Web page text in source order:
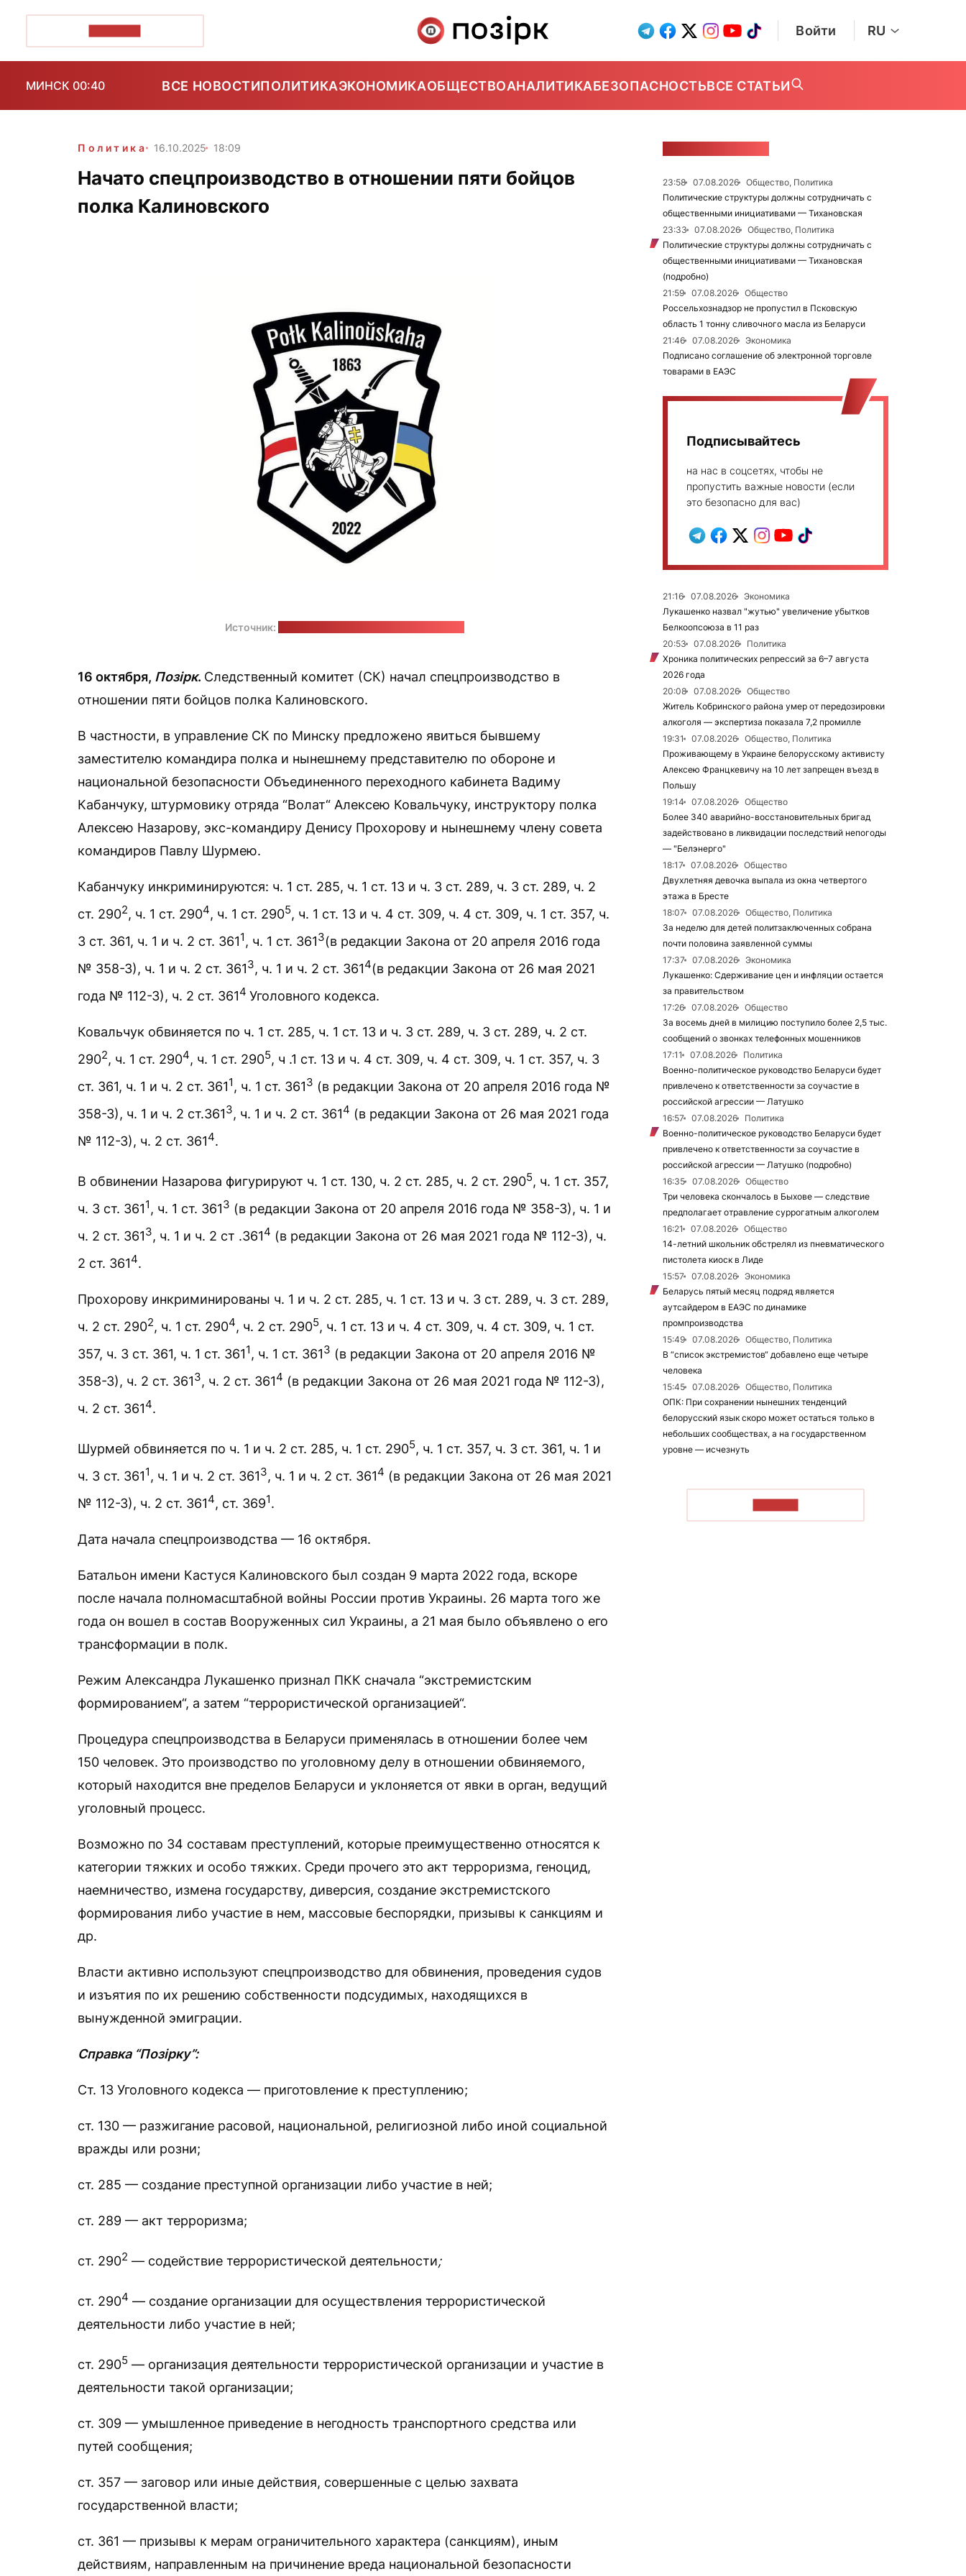
Войти RU
МИНСК 00:40 ВСЕ НОВОСТИПОЛИТИКАЭКОНОМИКАОБЩЕСТВОАНАЛИТИКАБЕЗОПАСНОСТЬВСЕ СТАТЬИ
Политика 16.10.2025 18:09
Начато спецпроизводство в отношении пяти бойцов
полка Калиновского
Источник:
16 октября, Позірк. Следственный комитет (СК) начал спецпроизводство в
отношении пяти бойцов полка Калиновского.
В частности, в управление СК по Минску предложено явиться бывшему
заместителю командира полка и нынешнему представителю по обороне и
национальной безопасности Объединенного переходного кабинета Вадиму
Кабанчуку, штурмовику отряда “Волат“ Алексею Ковальчуку, инструктору полка
Алексею Назарову, экс-командиру Денису Прохорову и нынешнему члену совета
командиров Павлу Шурмею.
Кабанчуку инкриминируются: ч. 1 ст. 285, ч. 1 ст. 13 и ч. 3 ст. 289, ч. 3 ст. 289, ч. 2
ст. 2902, ч. 1 ст. 2904, ч. 1 ст. 2905, ч. 1 ст. 13 и ч. 4 ст. 309, ч. 4 ст. 309, ч. 1 ст. 357, ч.
3 ст. 361, ч. 1 и ч. 2 ст. 3611 , ч. 1 ст. 3613(в редакции Закона от 20 апреля 2016 года
№ 358-З), ч. 1 и ч. 2 ст. 3613, ч. 1 и ч. 2 ст. 3614(в редакции Закона от 26 мая 2021
года № 112-З), ч. 2 ст. 3614 Уголовного кодекса.
Ковальчук обвиняется по ч. 1 ст. 285, ч. 1 ст. 13 и ч. 3 ст. 289, ч. 3 ст. 289, ч. 2 ст.
2902, ч. 1 ст. 2904, ч. 1 ст. 2905, ч .1 ст. 13 и ч. 4 ст. 309, ч. 4 ст. 309, ч. 1 ст. 357, ч. 3
ст. 361, ч. 1 и ч. 2 ст. 3611 , ч. 1 ст. 3613 (в редакции Закона от 20 апреля 2016 года №
358-З), ч. 1 и ч. 2 ст.3613, ч. 1 и ч. 2 ст. 3614 (в редакции Закона от 26 мая 2021 года
№ 112-З), ч. 2 ст. 3614.
В обвинении Назарова фигурируют ч. 1 ст. 130, ч. 2 ст. 285, ч. 2 ст. 2905, ч. 1 ст. 357,
ч. 3 ст. 3611 , ч. 1 ст. 3613 (в редакции Закона от 20 апреля 2016 года № 358-З), ч. 1 и
ч. 2 ст. 3613, ч. 1 и ч. 2 ст .3614 (в редакции Закона от 26 мая 2021 года № 112-З), ч.
2 ст. 3614.
Прохорову инкриминированы ч. 1 и ч. 2 ст. 285, ч. 1 ст. 13 и ч. 3 ст. 289, ч. 3 ст. 289,
ч. 2 ст. 2902, ч. 1 ст. 2904, ч. 2 ст. 2905, ч. 1 ст. 13 и ч. 4 ст. 309, ч. 4 ст. 309, ч. 1 ст.
357, ч. 3 ст. 361, ч. 1 ст. 3611 , ч. 1 ст. 3613 (в редакции Закона от 20 апреля 2016 №
358-З), ч. 2 ст. 3613, ч. 2 ст. 3614 (в редакции Закона от 26 мая 2021 года № 112-З),
ч. 2 ст. 3614.
Шурмей обвиняется по ч. 1 и ч. 2 ст. 285, ч. 1 ст. 2905, ч. 1 ст. 357, ч. 3 ст. 361, ч. 1 и
ч. 3 ст. 3611 , ч. 1 и ч. 2 ст. 3613, ч. 1 и ч. 2 ст. 3614 (в редакции Закона от 26 мая 2021
№ 112-З), ч. 2 ст. 3614, ст. 3691.
Дата начала спецпроизводства — 16 октября.
Батальон имени Кастуся Калиновского был создан 9 марта 2022 года, вскоре
после начала полномасштабной войны России против Украины. 26 марта того же
года он вошел в состав Вооруженных сил Украины, а 21 мая было объявлено о его
трансформации в полк.
Режим Александра Лукашенко признал ПКК сначала “экстремистским
формированием“, а затем “террористической организацией“.
Процедура спецпроизводства в Беларуси применялась в отношении более чем
150 человек. Это производство по уголовному делу в отношении обвиняемого,
который находится вне пределов Беларуси и уклоняется от явки в орган, ведущий
уголовный процесс.
Возможно по 34 составам преступлений, которые преимущественно относятся к
категории тяжких и особо тяжких. Среди прочего это акт терроризма, геноцид,
наемничество, измена государству, диверсия, создание экстремистского
формирования либо участие в нем, массовые беспорядки, призывы к санкциям и
др.
Власти активно используют спецпроизводство для обвинения, проведения судов
и изъятия по их решению собственности подсудимых, находящихся в
вынужденной эмиграции.
Справка “Позірку”:
Ст. 13 Уголовного кодекса — приготовление к преступлению;
ст. 130 — разжигание расовой, национальной, религиозной либо иной социальной
вражды или розни;
ст. 285 — создание преступной организации либо участие в ней;
ст. 289 — акт терроризма;
ст. 2902 — содействие террористической деятельности;
ст. 2904 — создание организации для осуществления террористической
деятельности либо участие в ней;
ст. 2905 — организация деятельности террористической организации и участие в
деятельности такой организации;
ст. 309 — умышленное приведение в негодность транспортного средства или
путей сообщения;
ст. 357 — заговор или иные действия, совершенные с целью захвата
государственной власти;
ст. 361 — призывы к мерам ограничительного характера (санкциям), иным
действиям, направленным на причинение вреда национальной безопасности
23:58 07.08.2026
Общество, Политика
Политические структуры должны сотрудничать с
общественными инициативами — Тихановская
23:33
07.08.2026
Общество, Политика
Политические структуры должны сотрудничать с
общественными инициативами — Тихановская
(подробно)
21:59
07.08.2026
Общество
Россельхознадзор не пропустил в Псковскую
область 1 тонну сливочного масла из Беларуси
21:46
07.08.2026
Экономика
Подписано соглашение об электронной торговле
товарами в ЕАЭС
Подписывайтесь
на нас в соцсетях, чтобы не
пропустить важные новости (если
это безопасно для вас)
21:16 07.08.2026
Экономика
Лукашенко назвал "жутью" увеличение убытков
Белкоопсоюза в 11 раз
20:53
07.08.2026
Политика
Хроника политических репрессий за 6–7 августа
2026 года
20:08
07.08.2026
Общество
Житель Кобринского района умер от передозировки
алкоголя — экспертиза показала 7,2 промилле
19:31
07.08.2026
Общество, Политика
Проживающему в Украине белорусскому активисту
Алексею Францкевичу на 10 лет запрещен въезд в
Польшу
19:14
07.08.2026
Общество
Более 340 аварийно-восстановительных бригад
задействовано в ликвидации последствий непогоды
— "Белэнерго"
18:17
07.08.2026
Общество
Двухлетняя девочка выпала из окна четвертого
этажа в Бресте
18:07
07.08.2026
Общество, Политика
За неделю для детей политзаключенных собрана
почти половина заявленной суммы
17:37
07.08.2026
Экономика
Лукашенко: Сдерживание цен и инфляции остается
за правительством
17:26
07.08.2026
Общество
За восемь дней в милицию поступило более 2,5 тыс.
сообщений о звонках телефонных мошенников
17:11
07.08.2026
Политика
Военно-политическое руководство Беларуси будет
привлечено к ответственности за соучастие в
российской агрессии — Латушко
16:57
07.08.2026
Политика
Военно-политическое руководство Беларуси будет
привлечено к ответственности за соучастие в
российской агрессии — Латушко (подробно)
16:35
07.08.2026
Общество
Три человека скончалось в Быхове — следствие
предполагает отравление суррогатным алкоголем
16:21
07.08.2026
Общество
14-летний школьник обстрелял из пневматического
пистолета киоск в Лиде
15:57
07.08.2026
Экономика
Беларусь пятый месяц подряд является
аутсайдером в ЕАЭС по динамике
промпроизводства
15:49
07.08.2026
Общество, Политика
В “список экстремистов“ добавлено еще четыре
человека
15:45
07.08.2026
Общество, Политика
ОПК: При сохранении нынешних тенденций
белорусский язык скоро может остаться только в
небольших сообществах, а на государственном
уровне — исчезнуть